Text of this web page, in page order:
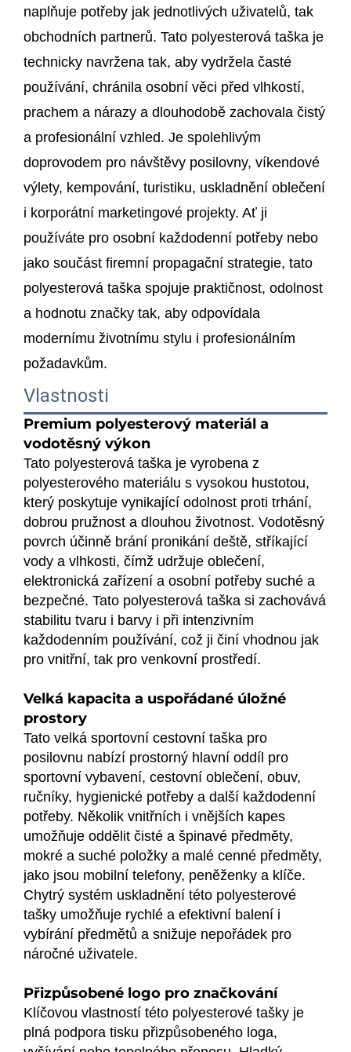
naplňuje potřeby jak jednotlivých uživatelů, tak
obchodních partnerů. Tato polyesterová taška je
technicky navržena tak, aby vydržela časté
používání, chránila osobní věci před vlhkostí,
prachem a nárazy a dlouhodobě zachovala čistý
a profesionální vzhled. Je spolehlivým
doprovodem pro návštěvy posilovny, víkendové
výlety, kempování, turistiku, uskladnění oblečení
i korporátní marketingové projekty. Ať ji
používáte pro osobní každodenní potřeby nebo
jako součást firemní propagační strategie, tato
polyesterová taška spojuje praktičnost, odolnost
a hodnotu značky tak, aby odpovídala
modernímu životnímu stylu i profesionálním
požadavkům.
Vlastnosti
Premium polyesterový materiál a
vodotěsný výkon
Tato polyesterová taška je vyrobena z
polyesterového materiálu s vysokou hustotou,
který poskytuje vynikající odolnost proti trhání,
dobrou pružnost a dlouhou životnost. Vodotěsný
povrch účinně brání pronikání deště, stříkající
vody a vlhkosti, čímž udržuje oblečení,
elektronická zařízení a osobní potřeby suché a
bezpečné. Tato polyesterová taška si zachovává
stabilitu tvaru i barvy i při intenzivním
každodenním používání, což ji činí vhodnou jak
pro vnitřní, tak pro venkovní prostředí.
Velká kapacita a uspořádané úložné
prostory
Tato velká sportovní cestovní taška pro
posilovnu nabízí prostorný hlavní oddíl pro
sportovní vybavení, cestovní oblečení, obuv,
ručníky, hygienické potřeby a další každodenní
potřeby. Několik vnitřních i vnějších kapes
umožňuje oddělit čisté a špinavé předměty,
mokré a suché položky a malé cenné předměty,
jako jsou mobilní telefony, peněženky a klíče.
Chytrý systém uskladnění této polyesterové
tašky umožňuje rychlé a efektivní balení i
vybírání předmětů a snižuje nepořádek pro
náročné uživatele.
Přizpůsobené logo pro značkování
Klíčovou vlastností této polyesterové tašky je
plná podpora tisku přizpůsobeného loga,